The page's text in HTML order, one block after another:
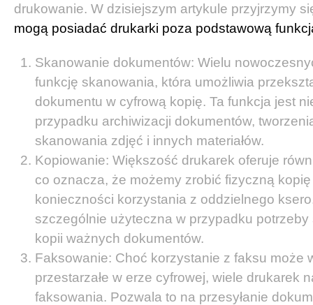
drukowanie. W dzisiejszym artykule przyjrzymy
mogą posiadać drukarki poza podstawową
Skanowanie dokumentów: Wielu
funkcję skanowania, która umożliwia
dokumentu w cyfrową kopię. Ta funkcja jest
przypadku archiwizacji dokumentów,
skanowania zdjęć i innych materiałów.
Kopiowanie: Większość drukarek oferuje
co oznacza, że możemy zrobić fizyczną
konieczności korzystania z oddzielnego
szczególnie użyteczna w przypadku
kopii ważnych dokumentów.
Faksowanie: Choć korzystanie z faksu może
przestarzałe w erze cyfrowej, wiele drukarek
faksowania. Pozwala to na przesyłanie